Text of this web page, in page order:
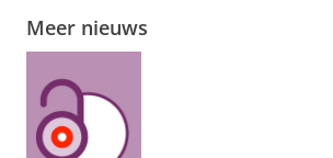
Meer nieuws